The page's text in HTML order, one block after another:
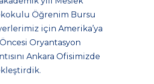
Öğrenim Bursu
için Amerika’ya
Oryantasyon
Ankara Ofisimizde